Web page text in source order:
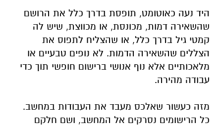
היד נעה כאוטומט, תופסת בדרך כלל את הרושם
שהשאירה דמות, מכונסת, או מכווצת, שיש לה
קמטי גיל בדרך כלל, או שהצליח לתפוס את
הצללים שהשאירה הדמות. לא נופים טבעיים או
מלאכותיים אלא נוף אנושי ברישום חופשי תוך כדי
עבודה מהירה.
מזה כעשור שאלכס מעבד את העבודות במחשב.
כל הרישומים נסרקים אל המחשב, ושם חלקם